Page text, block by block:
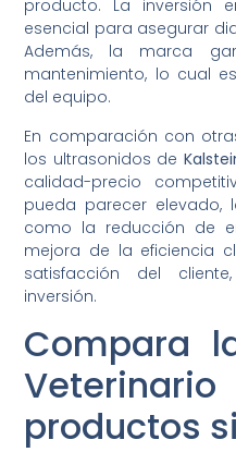
producto. La inversión
esencial para asegurar
Además, la marca
mantenimiento, lo cual
del equipo.
En comparación con
los ultrasonidos de
calidad-precio
pueda parecer elevado,
como la reducción de
mejora de la eficiencia
satisfacción del
inversión.
Compara
productos